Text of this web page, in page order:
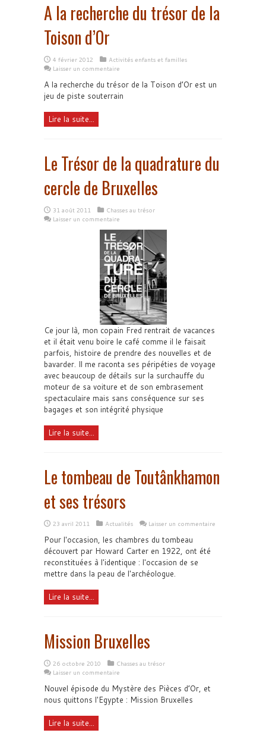
A la recherche du trésor de la
Toison d’Or
4 février 2012
Activités enfants et familles
Laisser un commentaire
A la recherche du trésor de la Toison d’Or est un
jeu de piste souterrain
Lire la suite...
Le Trésor de la quadrature du
cercle de Bruxelles
31 août 2011
Chasses au trésor
Laisser un commentaire
Ce jour là, mon copain Fred rentrait de vacances
et il était venu boire le café comme il le faisait
parfois, histoire de prendre des nouvelles et de
bavarder. Il me raconta ses péripéties de voyage
avec beaucoup de détails sur la surchauffe du
moteur de sa voiture et de son embrasement
spectaculaire mais sans conséquence sur ses
bagages et son intégrité physique
Lire la suite...
Le tombeau de Toutânkhamon
et ses trésors
23 avril 2011 Actualités Laisser un commentaire
Pour l'occasion, les chambres du tombeau
découvert par Howard Carter en 1922, ont été
reconstituées à l'identique : l'occasion de se
mettre dans la peau de l'archéologue.
Lire la suite...
Mission Bruxelles
26 octobre 2010
Chasses au trésor
Laisser un commentaire
Nouvel épisode du Mystère des Pièces d’Or, et
nous quittons l'Egypte : Mission Bruxelles
Lire la suite...